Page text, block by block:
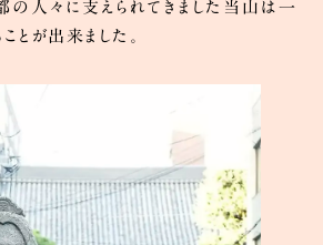
人々に支えられてきました当山は一
とが出来ました。